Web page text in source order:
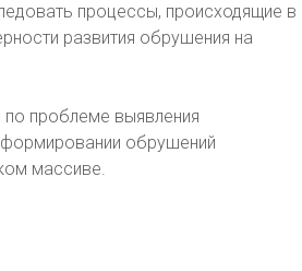
процессы, происходящие в
развития обрушения на
проблеме выявления
обрушений
массиве.